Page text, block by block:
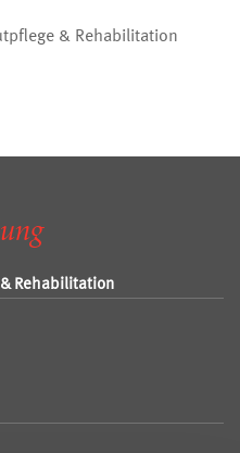
& Rehabilitation
Rehabilitation